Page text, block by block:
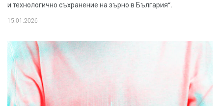
и технологично съхранение на зърно в България“.
15.01.2026